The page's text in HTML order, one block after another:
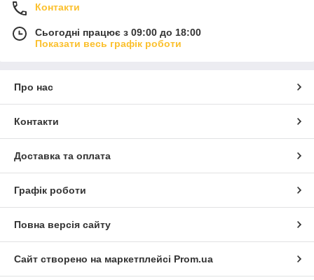
Контакти
Сьогодні працює з 09:00 до 18:00
Показати весь графік роботи
Про нас
Контакти
Доставка та оплата
Графік роботи
Повна версія сайту
Сайт створено на маркетплейсі Prom.ua